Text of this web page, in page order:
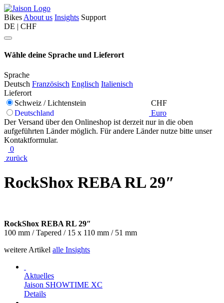
Bikes About us Insights Support
DE | CHF
Wähle deine Sprache und Lieferort
Sprache
Deutsch Französisch Englisch Italienisch
Lieferort
Schweiz / Lichtenstein
CHF
Deutschland
Euro
Der Versand über den Onlineshop ist derzeit nur in die oben
aufgeführten Länder möglich. Für andere Länder nutze bitte unser
Kontaktformular.
0
zurück
RockShox REBA RL 29″
RockShox REBA RL 29″
100 mm / Tapered / 15 x 110 mm / 51 mm
weitere Artikel alle Insights
Aktuelles
Jaison SHOWTIME XC
Details